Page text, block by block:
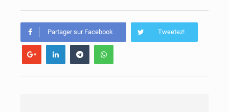
Partager sur Facebook Tweetez!